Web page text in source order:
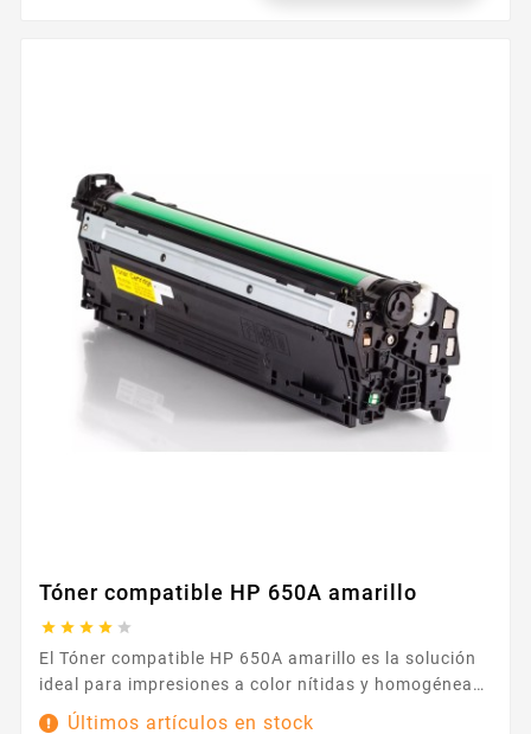
Tóner compatible HP 650A amarillo
    
El Tóner compatible HP 650A amarillo es la solución
ideal para impresiones a color nítidas y homogéneas
en el día a día. Diseñado para funcionar con
Últimos artículos en stock